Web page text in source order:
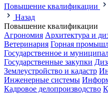
Повышение квалификации
Назад
Повышение квалификации
Агрономия Архитектура и
Ветеринария Горная
Государственное и
Государственные закупки
Землеустройство и кадастр
Инженерные системы
Кадровое делопроизводство